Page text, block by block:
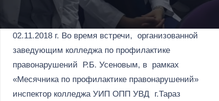
02.11.2018 г. Во время встречи, организованной
заведующим колледжа по профилактике
правонарушений Р.Б. Усеновым, в рамках
«Месячника по профилактике правонарушений»
инспектор колледжа УИП ОПП УВД г.Тараз